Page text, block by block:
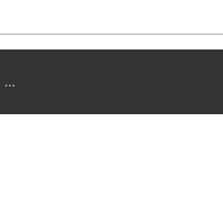
...